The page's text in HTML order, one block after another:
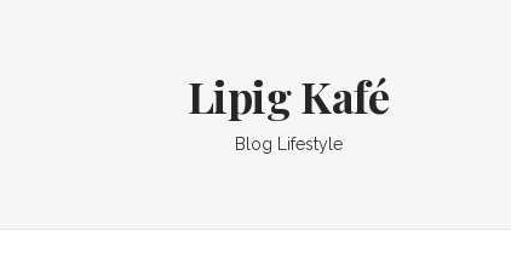
Lipig Kafé
Blog Lifestyle